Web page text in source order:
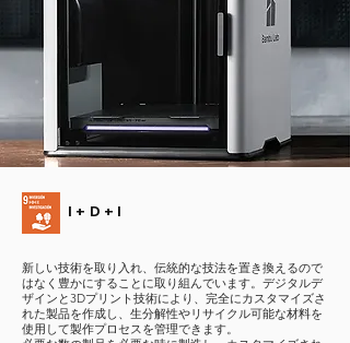
I+D+I
新しい技術を取り入れ、伝統的な技法を置き換えるので
はなく豊かにすることに取り組んでいます。デジタルデ
ザインと3Dプリント技術により、完全にカスタマイズさ
れた製品を作成し、生分解性やリサイクル可能な材料を
使用して製作プロセスを管理できます。